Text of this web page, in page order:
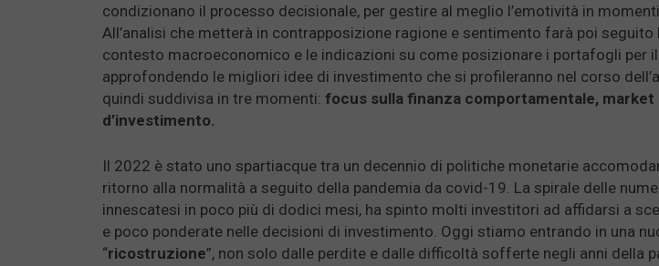
condizionano il processo decisionale, per gestire al meglio l’emotività in
All’analisi che metterà in contrapposizione ragione e sentimento farà poi seguito
contesto macroeconomico e le indicazioni su come posizionare i portafogli per
approfondendo le migliori idee di investimento che si profileranno nel corso
quindi suddivisa in tre momenti: focus sulla finanza comportamentale, market
d’investimento.
Il 2022 è stato uno spartiacque tra un decennio di politiche monetarie
ritorno alla normalità a seguito della pandemia da covid-19. La spirale delle
innescatesi in poco più di dodici mesi, ha spinto molti investitori ad affidarsi a
e poco ponderate nelle decisioni di investimento. Oggi stiamo entrando in una
“ricostruzione”, non solo dalle perdite e dalle difficoltà sofferte negli anni della